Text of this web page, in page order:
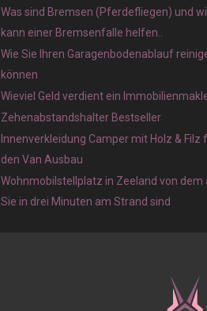
Was sind Bremsen (Pferdefliegen) und
kann einer Bremsenfalle helfen..
Wie Sie Ihren Garagenbodenablauf
können
Wieviel Geld verdient ein
Zehenabstandshalter Bestseller
Innenverkleidung Camper mit Holz & Filz
den Van Ausbau
Wohnmobilstellplatz in Zeeland von dem
Sie in drei Minuten am Strand sind